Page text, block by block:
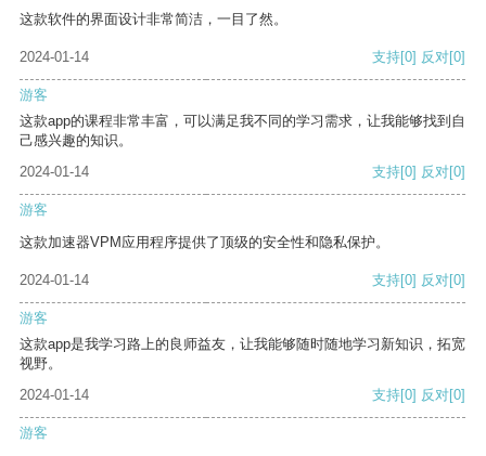
这款软件的界面设计非常简洁，一目了然。
2024-01-14 支持[0] 反对[0]
游客
这款app的课程非常丰富，可以满足我不同的学习需求，让我能够找到自
己感兴趣的知识。
2024-01-14
支持[0] 反对[0]
游客
这款加速器VPM应用程序提供了顶级的安全性和隐私保护。
2024-01-14 支持[0] 反对[0]
游客
这款app是我学习路上的良师益友，让我能够随时随地学习新知识，拓宽
视野。
2024-01-14
支持[0] 反对[0]
游客